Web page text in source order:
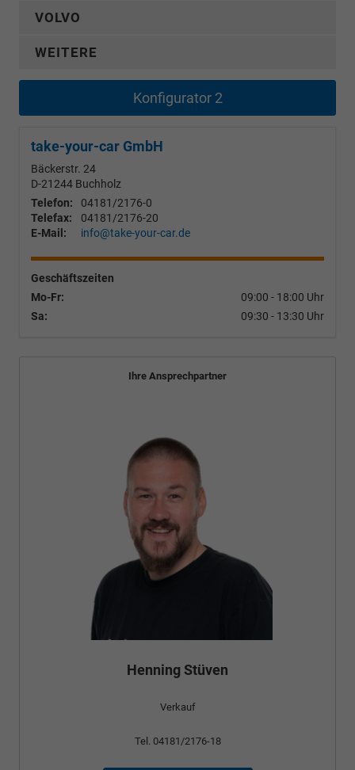
VOLVO
WEITERE
Konfigurator 2
take-your-car GmbH
Bäckerstr. 24
D-21244 Buchholz
Telefon:
04181/2176-0
Telefax:
04181/2176-20
E-Mail:
info@take-your-car.de
Geschäftszeiten
Mo-Fr:
09:00 - 18:00 Uhr
Sa:
09:30 - 13:30 Uhr
Ihre Ansprechpartner